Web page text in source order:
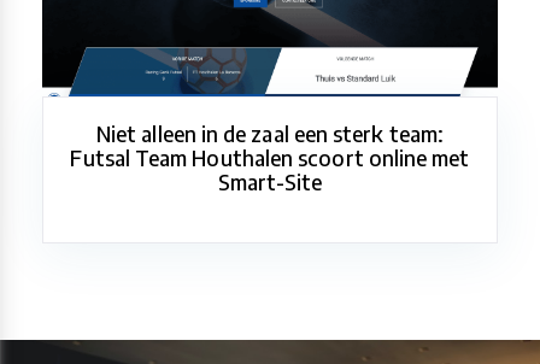
Niet alleen in de zaal een sterk team:
Futsal Team Houthalen scoort online met
Smart-Site